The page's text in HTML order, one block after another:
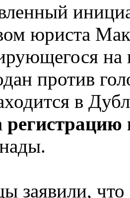
юриста
против
в
регистрацию
заявили, что